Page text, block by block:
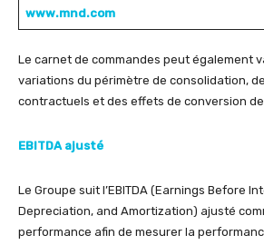
www.mnd.com
Le carnet de commandes peut également
variations du périmètre de consolidation,
contractuels et des effets de conversion
EBITDA ajusté
Le Groupe suit l’EBITDA (Earnings Before
Depreciation, and Amortization) ajusté
performance afin de mesurer la